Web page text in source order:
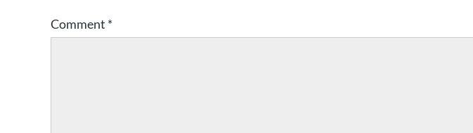
Comment *